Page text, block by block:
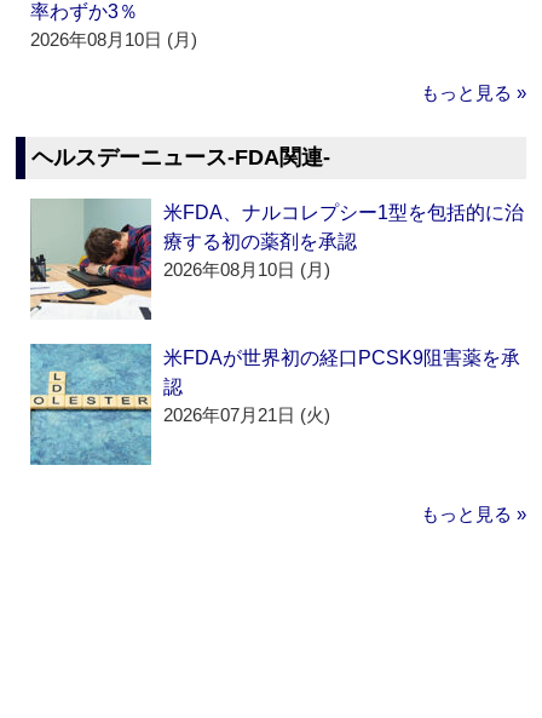
率わずか3％
2026年08月10日 (月)
もっと見る »
ヘルスデーニュース‐FDA関連‐
米FDA、ナルコレプシー1型を包括的に治
療する初の薬剤を承認
2026年08月10日 (月)
米FDAが世界初の経口PCSK9阻害薬を承
認
2026年07月21日 (火)
もっと見る »